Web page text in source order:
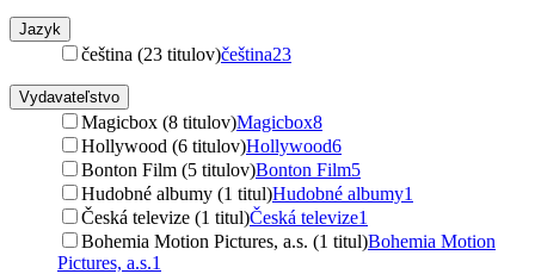
Jazyk
čeština (23 titulov)čeština23
Vydavateľstvo
Magicbox (8 titulov)Magicbox8
Hollywood (6 titulov)Hollywood6
Bonton Film (5 titulov)Bonton Film5
Hudobné albumy (1 titul)Hudobné albumy1
Česká televize (1 titul)Česká televize1
Bohemia Motion Pictures, a.s. (1 titul)Bohemia Motion
Pictures, a.s.1